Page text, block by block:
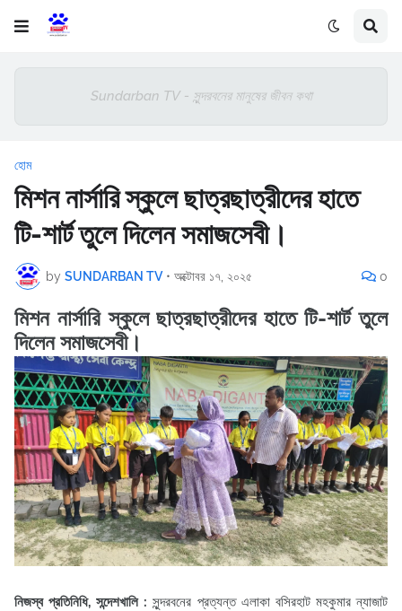
Sundarban TV - সুন্দরবনের মানুষের জীবন কথা
হোম
মিশন নার্সারি স্কুলে ছাত্রছাত্রীদের হাতে
টি-শার্ট তুলে দিলেন সমাজসেবী।
by SUNDARBAN TV • অক্টোবর ১৭, ২০২৫ 0
মিশন নার্সারি স্কুলে ছাত্রছাত্রীদের হাতে টি-শার্ট তুলে
দিলেন সমাজসেবী।
নিজস্ব প্রতিনিধি, সন্দেশখালি :সুন্দরবনের প্রত্যন্ত এলাকা বসিরহাট মহকুমার ন্যাজাট